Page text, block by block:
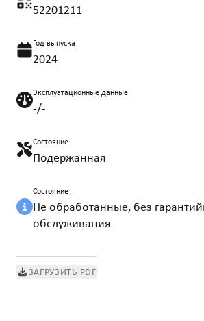
52201211
Год выпуска
2024
Эксплуатационные данные
-/-
Состояние
Подержанная
Состояние
Не обработанные, без
обслуживания
ЗАГРУЗИТЬ PDF